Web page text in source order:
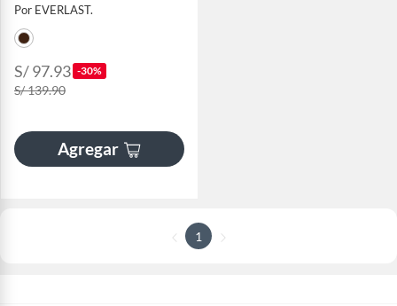
Por EVERLAST.
S/ 97.93 -30%
S/ 139.90
Agregar
1